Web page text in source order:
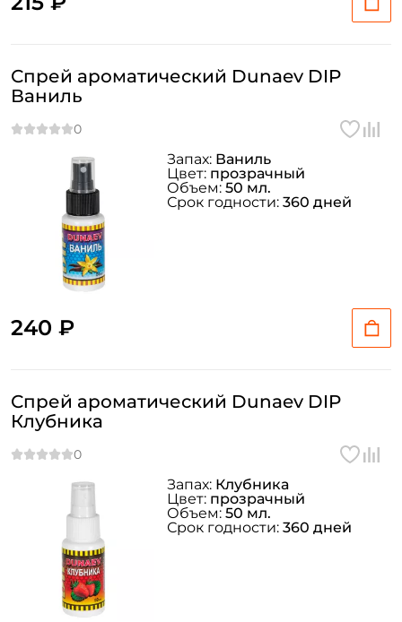
Спрей ароматический Dunaev DIP
Ваниль
240 ₽
Запах: Ваниль
Цвет: прозрачный
Объем:50 мл.
Срок годности: 360 дней
Спрей ароматический Dunaev DIP
Клубника
Запах: Клубника
Цвет: прозрачный
Объем:50 мл.
Срок годности: 360 дней